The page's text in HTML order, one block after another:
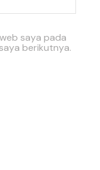
saya pada
berikutnya.